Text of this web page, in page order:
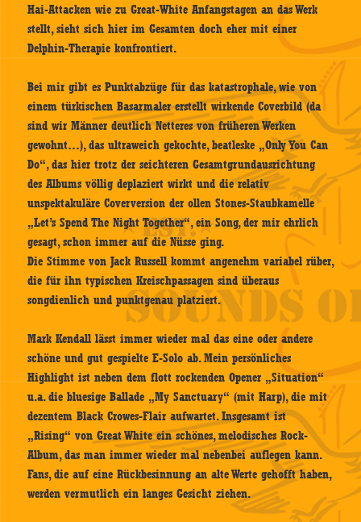
Hai-Attacken wie zu Great-White Anfangstagen an das Werk
stellt, sieht sich hier im Gesamten doch eher mit einer
Delphin-Therapie konfrontiert.
Bei mir gibt es Punktabzüge für das katastrophale, wie von
einem türkischen Basarmaler erstellt wirkende Coverbild (da
sind wir Männer deutlich Netteres von früheren Werken
gewohnt…), das ultraweich gekochte, beatleske „Only You Can
Do“, das hier trotz der seichteren Gesamtgrundausrichtung
des Albums völlig deplaziert wirkt und die relativ
unspektakuläre Coverversion der ollen Stones-Staubkamelle
„Let’s Spend The Night Together“, ein Song, der mir ehrlich
gesagt, schon immer auf die Nüsse ging.
Die Stimme von Jack Russell kommt angenehm variabel rüber,
die für ihn typischen Kreischpassagen sind überaus
songdienlich und punktgenau platziert.
Mark Kendall lässt immer wieder mal das eine oder andere
schöne und gut gespielte E-Solo ab. Mein persönliches
Highlight ist neben dem flott rockenden Opener „Situation“
u.a. die bluesige Ballade „My Sanctuary“ (mit Harp), die mit
dezentem Black Crowes-Flair aufwartet. Insgesamt ist
„Rising“ von Great White ein schönes, melodisches Rock-
Album, das man immer wieder mal nebenbei auflegen kann.
Fans, die auf eine Rückbesinnung an alte Werte gehofft haben,
werden vermutlich ein langes Gesicht ziehen.